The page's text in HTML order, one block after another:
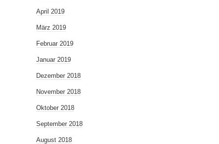
April 2019
März 2019
Februar 2019
Januar 2019
Dezember 2018
November 2018
Oktober 2018
September 2018
August 2018